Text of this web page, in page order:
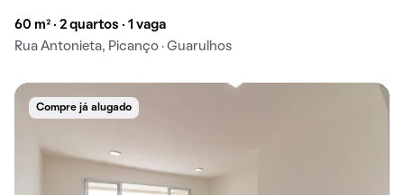
60 m² · 2 quartos · 1 vaga
Rua Antonieta, Picanço · Guarulhos
Compre já alugado